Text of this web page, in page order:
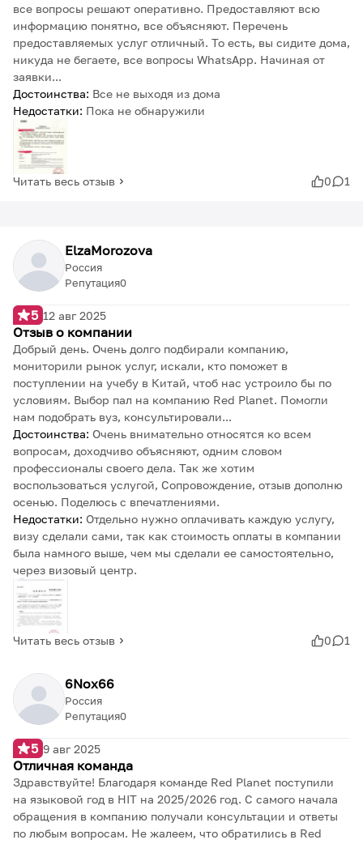
все вопросы решают оперативно. Предоставляют всю
информацию понятно, все объясняют. Перечень
предоставляемых услуг отличный. То есть, вы сидите дома,
никуда не бегаете, все вопросы WhatsApp. Начиная от
заявки...
Достоинства: Все не выходя из дома
Недостатки: Пока не обнаружили
Читать весь отзыв 0 1
ElzaMorozova
Репутация0
Россия
5 12 авг 2025
Отзыв о компании
Добрый день. Очень долго подбирали компанию,
мониторили рынок услуг, искали, кто поможет в
поступлении на учебу в Китай, чтоб нас устроило бы по
условиям. Выбор пал на компанию Red Planet. Помогли
нам подобрать вуз, консультировали...
Достоинства: Очень внимательно относятся ко всем
вопросам, доходчиво объясняют, одним словом
профессионалы своего дела. Так же хотим
воспользоваться услугой, Сопровождение, отзыв дополню
осенью. Поделюсь с впечатлениями.
Недостатки: Отдельно нужно оплачивать каждую услугу,
визу сделали сами, так как стоимость оплаты в компании
была намного выше, чем мы сделали ее самостоятельно,
через визовый центр.
Читать весь отзыв 0 1
6Nox66
Репутация0
Россия
5 9 авг 2025
Отличная команда
Здравствуйте! Благодаря команде Red Planet поступили
на языковой год в HIT на 2025/2026 год. С самого начала
обращения в компанию получали консультации и ответы
по любым вопросам. Не жалеем, что обратились в Red